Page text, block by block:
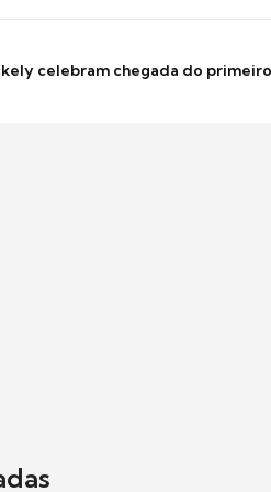
celebram chegada do